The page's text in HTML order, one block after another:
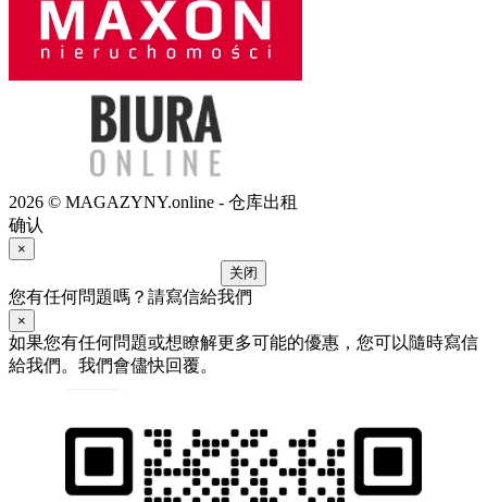
2026 © MAGAZYNY.online - 仓库出租
确认
×
关闭
您有任何問題嗎？請寫信給我們
×
如果您有任何問題或想瞭解更多可能的優惠，您可以隨時寫信
給我們。我們會儘快回覆。